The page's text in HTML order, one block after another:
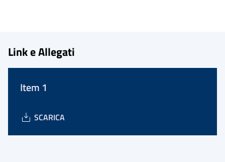
Link e Allegati
Item 1
SCARICA